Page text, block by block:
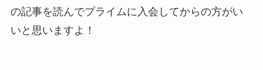
の記事を読んでプライムに入会してからの方がい
いと思いますよ！